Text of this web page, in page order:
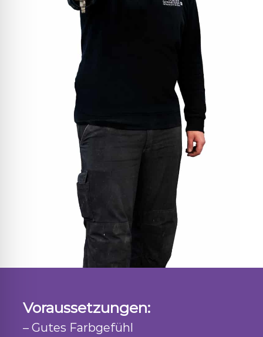
Voraussetzungen:
– Gutes Farbgefühl